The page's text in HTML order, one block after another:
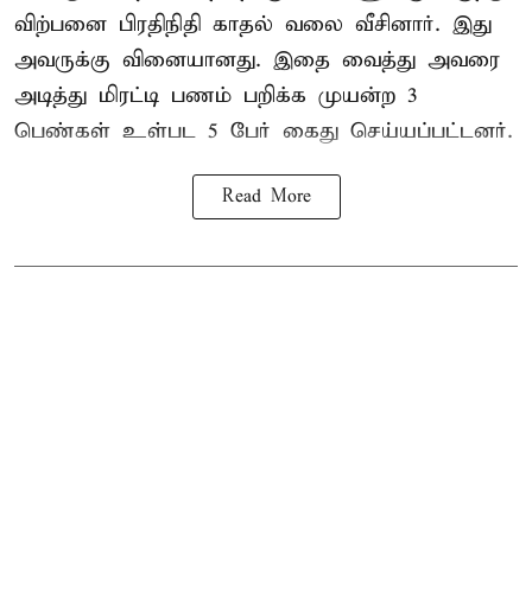
விற்பனை பிரதிநிதி காதல் வலை வீசினார். இது
அவருக்கு வினையானது. இதை வைத்து அவரை
அடித்து மிரட்டி பணம் பறிக்க முயன்ற 3
பெண்கள் உள்பட 5 பேர் கைது செய்யப்பட்டனர்.
Read More